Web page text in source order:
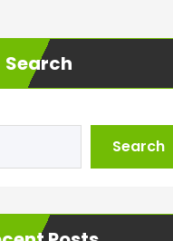
Search
Search